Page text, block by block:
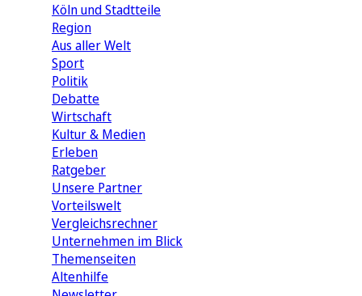
Köln und Stadtteile
Region
Aus aller Welt
Sport
Politik
Debatte
Wirtschaft
Kultur & Medien
Erleben
Ratgeber
Unsere Partner
Vorteilswelt
Vergleichsrechner
Unternehmen im Blick
Themenseiten
Altenhilfe